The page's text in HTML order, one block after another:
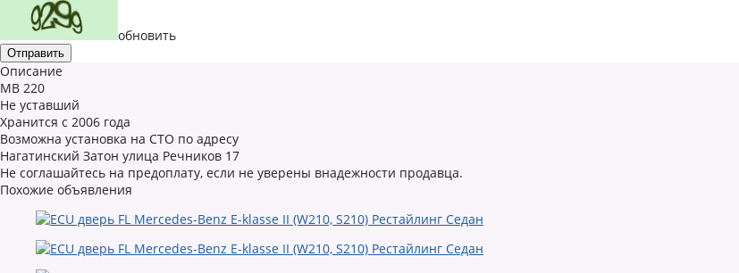
обновить
Описание
MB 220
Не уставший
Хранится с 2006 года
Возможна установка на СТО по адресу
Нагатинский Затон улица Речников 17
Не соглашайтесь на предоплату, если не уверены внадежности продавца.
Похожие объявления